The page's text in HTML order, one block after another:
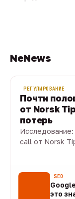
NeNews
РЕГУЛИРОВАНИЕ
Почти
от Norsk
потерь
Исследование:
call от Norsk
SEO
это